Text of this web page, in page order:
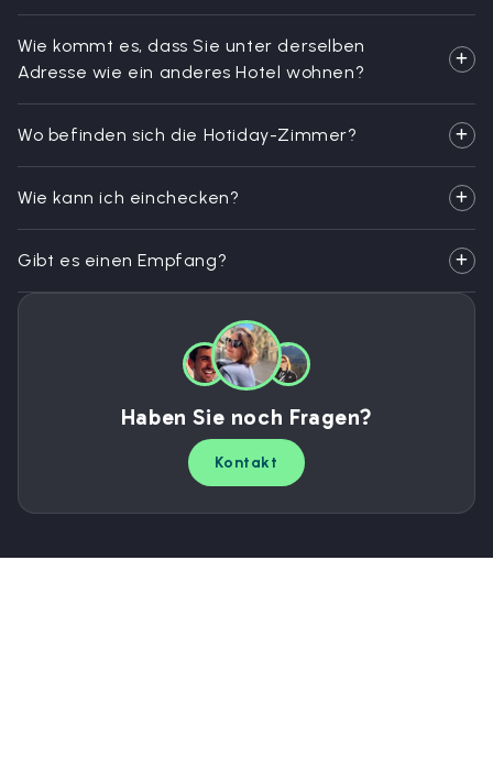
Wie kommt es, dass Sie unter derselben
Adresse wie ein anderes Hotel wohnen?
Wo befinden sich die Hotiday-Zimmer?
Wie kann ich einchecken?
Gibt es einen Empfang?
Haben Sie noch Fragen?
Kontakt